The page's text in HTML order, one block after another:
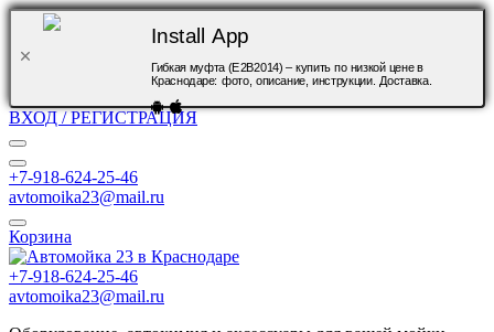
Install App
Гибкая муфта (Е2В2014) – купить по низкой цене в
Краснодаре: фото, описание, инструкции. Доставка.
ВХОД / РЕГИСТРАЦИЯ
+7-918-624-25-46
avtomoika23@mail.ru
Корзина
+7-918-624-25-46
avtomoika23@mail.ru